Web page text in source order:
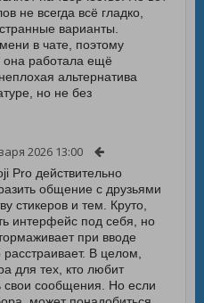
не всегда всё гладко,
варианты.
в чате, поэтому
она работала ещё
альтернатива
но не без
2026 13:00
Pro действительно
общение с друзьями
стикеров и тем. Круто,
интерфейс под себя, но
при вводе
расстраивает. В целом,
для тех, кто любит
свои сообщения. Но если